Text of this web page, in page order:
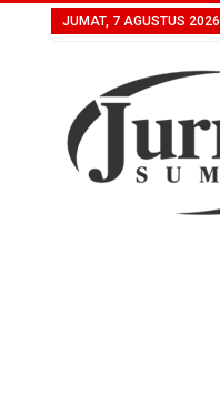
JUMAT, 7 AGUSTUS 2026